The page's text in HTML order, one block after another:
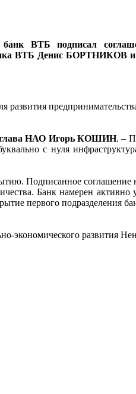
ВТБ подписал
ВТБ Денис БОРТНИКОВ и
НАО Игорь КОШИН. –
с нуля
Подписанное соглашение
Банк намерен активно
первого подразделения
экономического развития